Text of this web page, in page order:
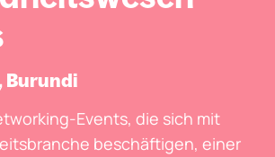
Burundi
Events, die sich mit
beschäftigen, einer